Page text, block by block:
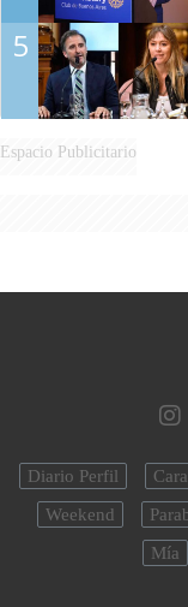
5
Espacio Publicitario
Diario Perfil
Weekend
Mía